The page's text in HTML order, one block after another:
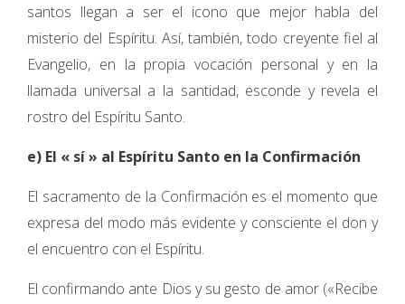
santos llegan a ser el icono que mejor habla del
misterio del Espíritu. Así, también, todo creyente fiel al
Evangelio, en la propia vocación personal y en la
llamada universal a la santidad, esconde y revela el
rostro del Espíritu Santo.
e) El « sí » al Espíritu Santo en la Confirmación
El sacramento de la Confirmación es el momento que
expresa del modo más evidente y consciente el don y
el encuentro con el Espíritu.
El confirmando ante Dios y su gesto de amor («Recibe